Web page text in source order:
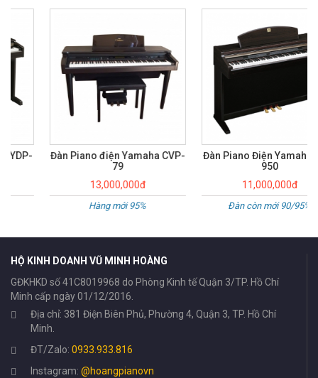
Đàn Piano điện Yamaha CVP-
13,000,000đ
Hàng mới 95%
Đàn Piano Điện Yamaha CLP-
11,000,000đ
Đàn còn mới 90/95%
HỘ KINH DOANH VŨ MINH HOÀNG
GĐKHKD số 41C8019968 do Phòng Kinh tế Quận 3/TP. Hồ Chí
Minh cấp ngày 01/12/2016.
Địa chỉ: 381 Điện Biên Phủ, Phường 4, Quận 3, TP. Hồ Chí
Minh.
ĐT/Zalo: 0933.933.816
Instagram: @hoangpianovn